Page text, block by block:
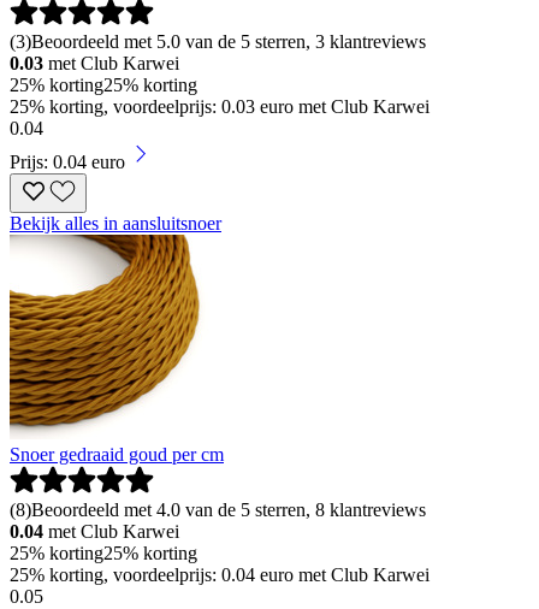
(3)Beoordeeld met 5.0 van de 5 sterren, 3 klantreviews
0.03 met Club Karwei
25% korting25% korting
25% korting, voordeelprijs: 0.03 euro met Club Karwei
0.04
Prijs: 0.04 euro
Bekijk alles in aansluitsnoer
Snoer gedraaid goud per cm
(8)Beoordeeld met 4.0 van de 5 sterren, 8 klantreviews
0.04 met Club Karwei
25% korting25% korting
25% korting, voordeelprijs: 0.04 euro met Club Karwei
0.05